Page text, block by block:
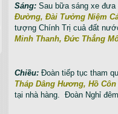
Sáng: Sau bữa sáng xe đưa
Đường, Đài Tưởng Niệm
tượng Chính Trị cuả đất
Minh Thanh, Đức Thắng
Chiều: Đoàn tiếp tục tham
Tháp Dâng Hương, Hồ
tại nhà hàng. Đoàn Nghỉ